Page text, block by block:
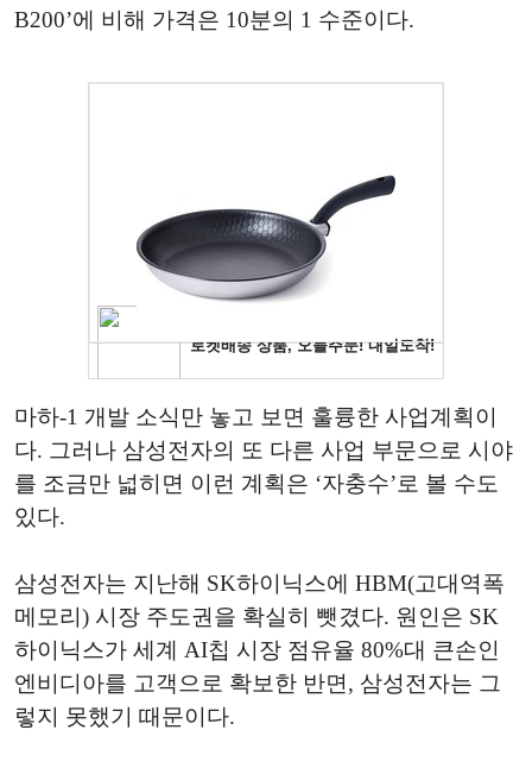
B200’에 비해 가격은 10분의 1 수준이다.
마하-1 개발 소식만 놓고 보면 훌륭한 사업계획이
다. 그러나 삼성전자의 또 다른 사업 부문으로 시야
를 조금만 넓히면 이런 계획은 ‘자충수’로 볼 수도
있다.
삼성전자는 지난해 SK하이닉스에 HBM(고대역폭
메모리) 시장 주도권을 확실히 뺏겼다. 원인은 SK
하이닉스가 세계 AI칩 시장 점유율 80%대 큰손인
엔비디아를 고객으로 확보한 반면, 삼성전자는 그
렇지 못했기 때문이다.